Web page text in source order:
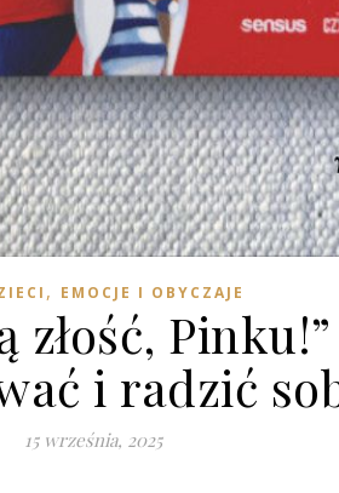
, EMOCJE I OBYCZAJE
złość,
i radzić
15 września, 2025